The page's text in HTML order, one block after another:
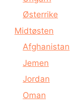
Østerrike
Midtøsten
Afghanistan
Jemen
Jordan
Oman